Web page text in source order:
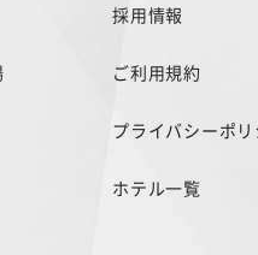
採用情報
ご利用規約
プライバシーポリ
ホテル一覧